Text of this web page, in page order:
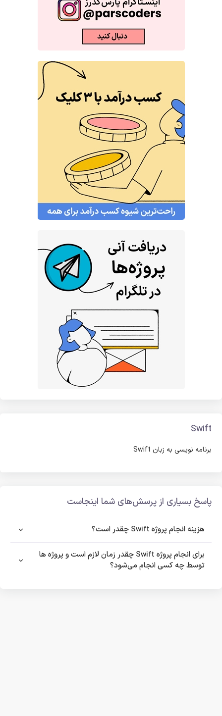
Swift
برنامه نویسی به زبان Swift
پاسخ بسیاری از پرسش‌های شما اینجاست
هزینه انجام پروژه Swift چقدر است؟
برای انجام پروژه Swift چقدر زمان لازم است و پروژه ها
توسط چه کسی انجام می‌شود؟